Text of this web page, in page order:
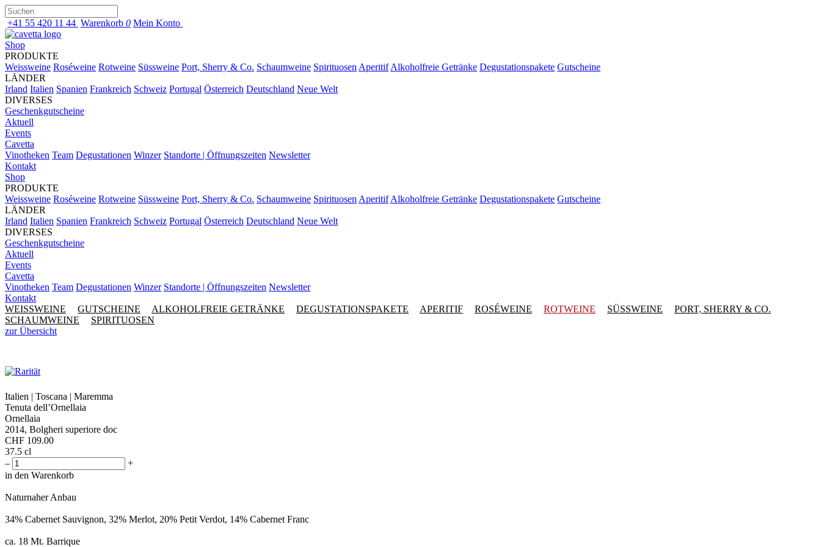
+41 55 420 11 44 Warenkorb 0 Mein Konto
Shop
PRODUKTE
Weissweine Roséweine Rotweine Süssweine Port, Sherry & Co. Schaumweine Spirituosen Aperitif Alkoholfreie Getränke Degustationspakete Gutscheine
LÄNDER
Irland Italien Spanien Frankreich Schweiz Portugal Österreich Deutschland Neue Welt
DIVERSES
Geschenkgutscheine
Aktuell
Events
Cavetta
Vinotheken Team Degustationen Winzer Standorte | Öffnungszeiten Newsletter
Kontakt
Shop
PRODUKTE
Weissweine Roséweine Rotweine Süssweine Port, Sherry & Co. Schaumweine Spirituosen Aperitif Alkoholfreie Getränke Degustationspakete Gutscheine
LÄNDER
Irland Italien Spanien Frankreich Schweiz Portugal Österreich Deutschland Neue Welt
DIVERSES
Geschenkgutscheine
Aktuell
Events
Cavetta
Vinotheken Team Degustationen Winzer Standorte | Öffnungszeiten Newsletter
Kontakt
WEISSWEINE
GUTSCHEINE ALKOHOLFREIE GETRÄNKE DEGUSTATIONSPAKETE APERITIF ROSÉWEINE ROTWEINE SÜSSWEINE
PORT, SHERRY & CO.
SCHAUMWEINE
SPIRITUOSEN
zur Übersicht
Italien | Toscana | Maremma
Tenuta dell’Ornellaia
Ornellaia
2014, Bolgheri superiore doc
CHF 109.00
37.5 cl
–
+
in den Warenkorb
Naturnaher Anbau
34% Cabernet Sauvignon, 32% Merlot, 20% Petit Verdot, 14% Cabernet Franc
ca. 18 Mt. Barrique